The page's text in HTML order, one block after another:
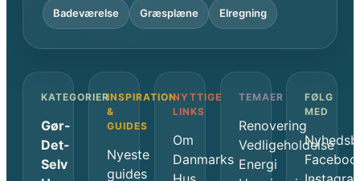
Badeværelse Græsplæne Elregning
KATEGORIER
Gør-
Det-
Selv
INSPIRATION
&
GUIDES
Nyeste
guides
NYTTIGE
LINKS
Om
Danmarks
TEMAER
Renovering
Vedligeholdelse
Energi
FØLG
MED